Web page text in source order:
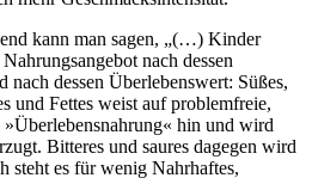
kann man sagen, „(…) Kinder
nach dessen
nach dessen Überlebenswert: Süßes,
und Fettes weist auf problemfreie,
»Überlebensnahrung« hin und wird
Bitteres und saures dagegen wird
steht es für wenig Nahrhaftes,